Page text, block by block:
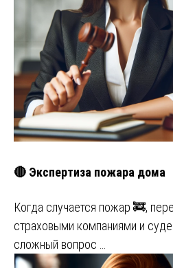
🔴 Экспертиза пожара дома
Когда случается пожар 🚒,
страховыми компаниями и
сложный вопрос …